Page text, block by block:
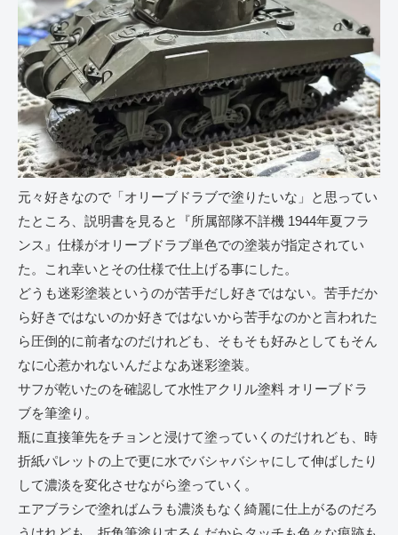
元々好きなので「オリーブドラブで塗りたいな」と思ってい
たところ、説明書を見ると『所属部隊不詳機 1944年夏フラ
ンス』仕様がオリーブドラブ単色での塗装が指定されてい
た。これ幸いとその仕様で仕上げる事にした。
どうも迷彩塗装というのが苦手だし好きではない。苦手だか
ら好きではないのか好きではないから苦手なのかと言われた
ら圧倒的に前者なのだけれども、そもそも好みとしてもそん
なに心惹かれないんだよなあ迷彩塗装。
サフが乾いたのを確認して水性アクリル塗料 オリーブドラ
ブを筆塗り。
瓶に直接筆先をチョンと浸けて塗っていくのだけれども、時
折紙パレットの上で更に水でバシャバシャにして伸ばしたり
して濃淡を変化させながら塗っていく。
エアブラシで塗ればムラも濃淡もなく綺麗に仕上がるのだろ